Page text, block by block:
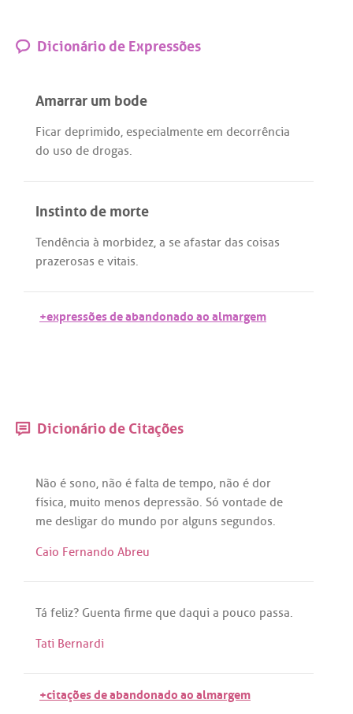
Dicionário de Expressões
Amarrar um bode
Ficar deprimido, especialmente em decorrência
do uso de drogas.
Instinto de morte
Tendência à morbidez, a se afastar das coisas
prazerosas e vitais.
+expressões de abandonado ao almargem
Dicionário de Citações
Não é sono, não é falta de tempo, não é dor
física, muito menos depressão. Só vontade de
me desligar do mundo por alguns segundos.
Caio Fernando Abreu
Tá feliz? Guenta firme que daqui a pouco passa.
Tati Bernardi
+citações de abandonado ao almargem